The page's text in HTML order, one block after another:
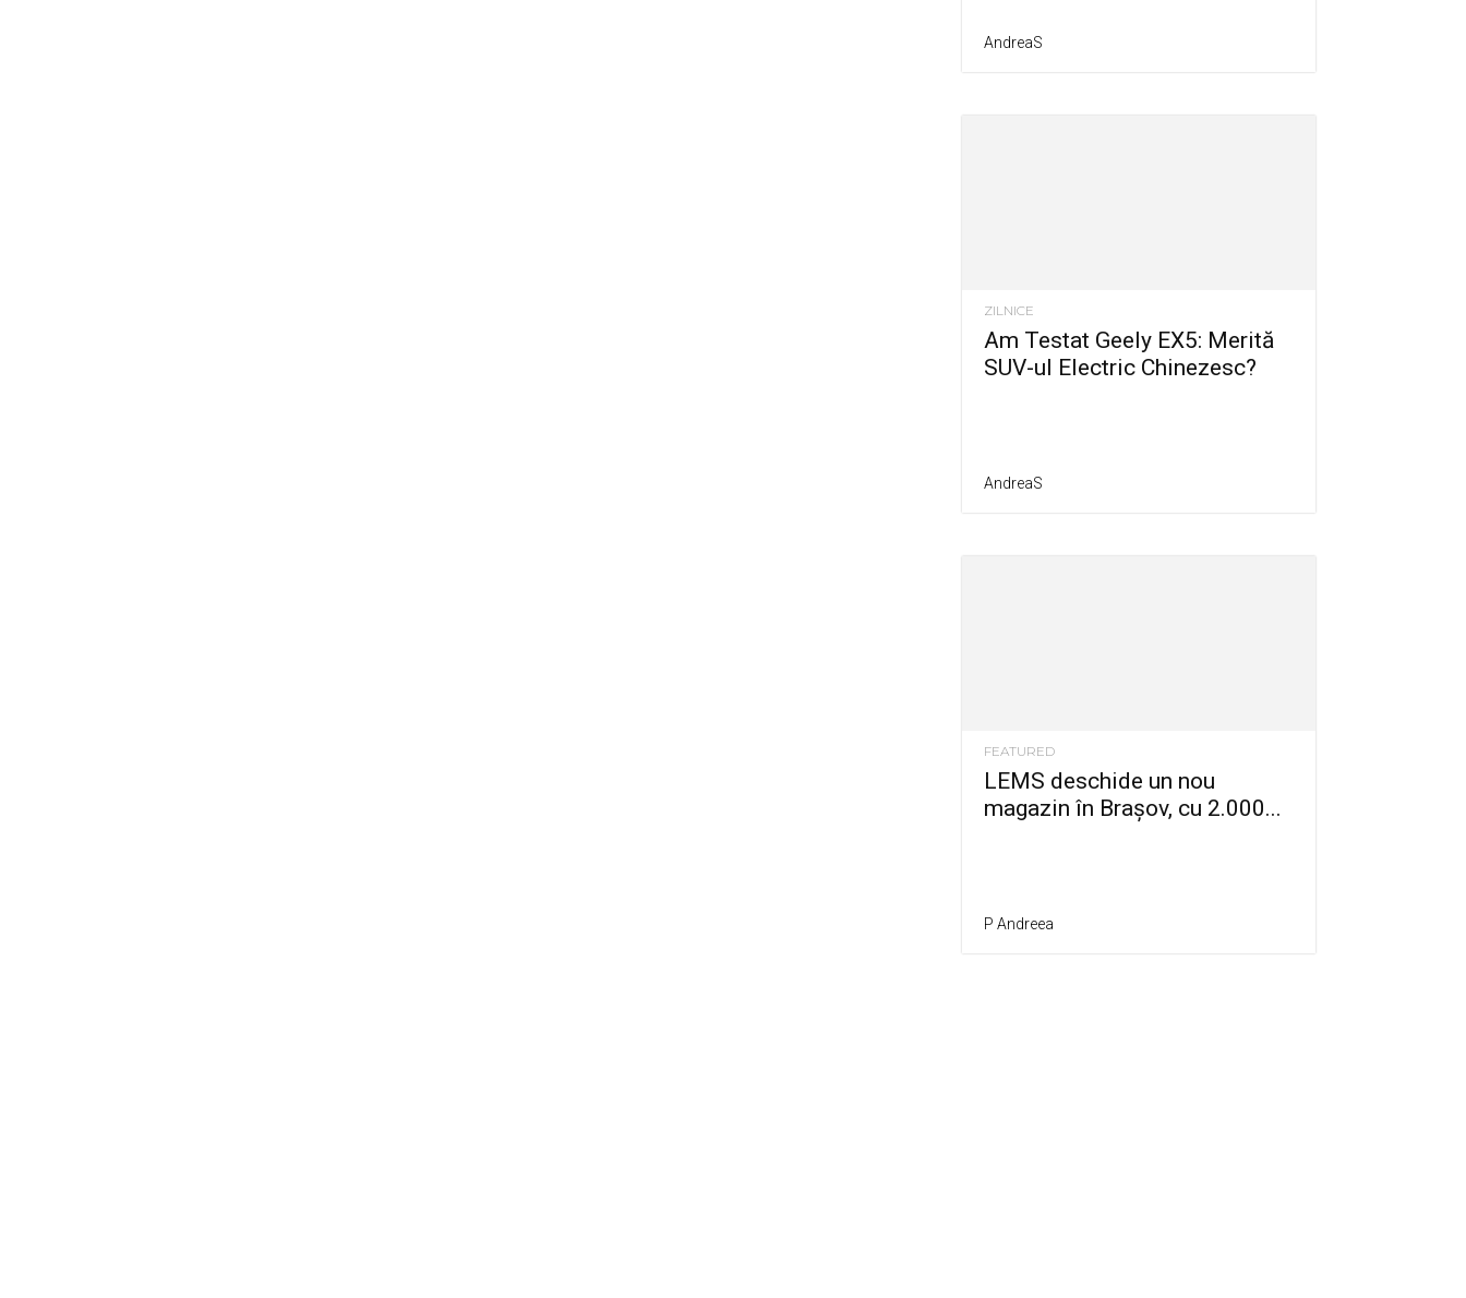
AndreaS
ZILNICE
Am Testat Geely EX5: Merită
SUV-ul Electric Chinezesc?
AndreaS
FEATURED
LEMS deschide un nou
magazin în Brașov, cu 2.000...
P Andreea